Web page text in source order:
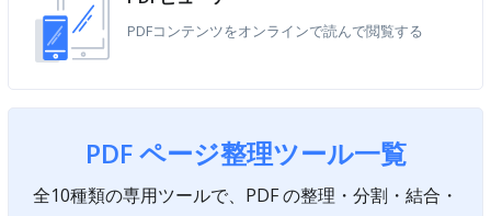
PDFコンテンツをオンラインで読んで閲覧する
PDF ページ整理ツール一覧
全10種類の専用ツールで、PDF の整理・分割・結合・